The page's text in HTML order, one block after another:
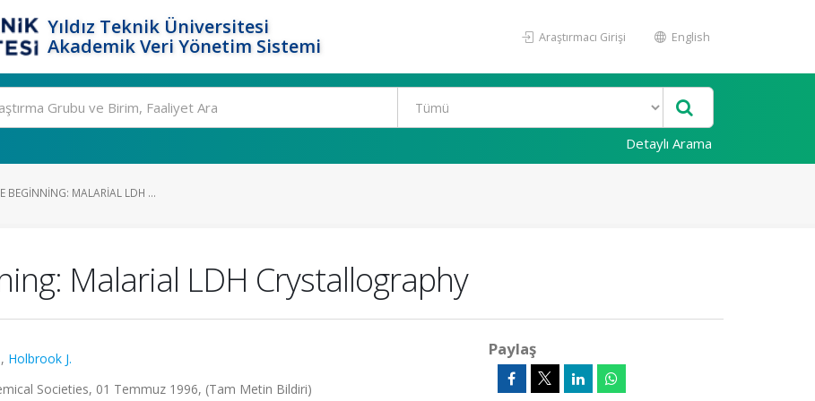
Yıldız Teknik Üniversitesi
Akademik Veri Yönetim Sistemi
Araştırmacı Girişi English
Detaylı Arama
BEGINNING: MALARIAL LDH ...
Malarial LDH Crystallography
, Holbrook J.
Societies, 01 Temmuz 1996, (Tam Metin Bildiri)
Paylaş